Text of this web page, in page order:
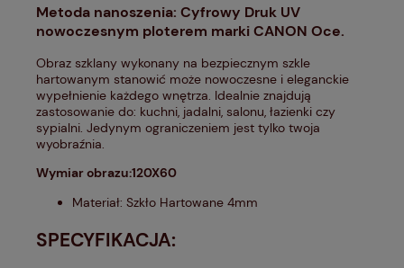
Metoda nanoszenia: Cyfrowy Druk UV
nowoczesnym ploterem marki CANON Oce.
Obraz szklany wykonany na bezpiecznym szkle
hartowanym stanowić może nowoczesne i eleganckie
wypełnienie każdego wnętrza. Idealnie znajdują
zastosowanie do: kuchni, jadalni, salonu, łazienki czy
sypialni. Jedynym ograniczeniem jest tylko twoja
wyobraźnia.
Wymiar obrazu:120X60
Materiał: Szkło Hartowane 4mm
SPECYFIKACJA: